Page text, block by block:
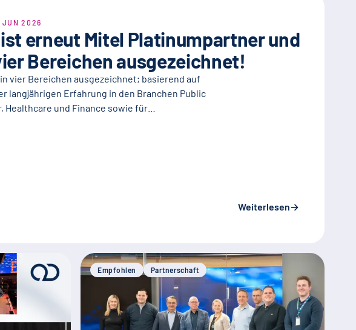
JUN 2026
ist erneut Mitel Platinumpartner und
Bereichen ausgezeichnet!
in vier Bereichen ausgezeichnet; basierend auf
langjährigen Erfahrung in den Branchen Public
Healthcare und Finance sowie für…
Weiterlesen→
Empfohlen Partnerschaft